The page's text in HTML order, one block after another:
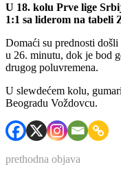
U 18. kolu Prve lige
1:1 sa liderom na tabeli
Domaći su prednosti
u 26. minutu, dok je bod
drugog poluvremena.
U slewdećem kolu,
Beogradu Voždovcu.
prethodna objava